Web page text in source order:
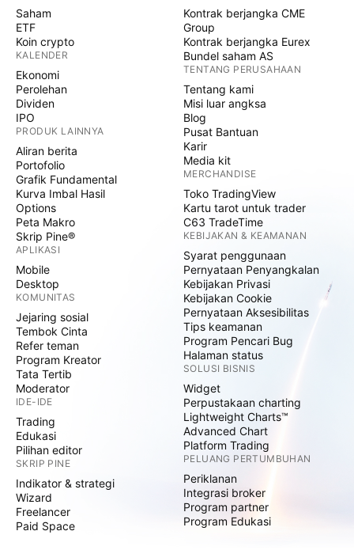
Saham
ETF
Koin crypto
KALENDER
Ekonomi
Perolehan
Dividen
IPO
PRODUK LAINNYA
Aliran berita
Portofolio
Grafik Fundamental
Kurva Imbal Hasil
Options
Peta Makro
Skrip Pine®
APLIKASI
Mobile
Desktop
KOMUNITAS
Jejaring sosial
Tembok Cinta
Refer teman
Program Kreator
Tata Tertib
Moderator
IDE-IDE
Trading
Edukasi
Pilihan editor
SKRIP PINE
Indikator & strategi
Wizard
Freelancer
Paid Space
Kontrak berjangka CME
Group
Kontrak berjangka Eurex
Bundel saham AS
TENTANG PERUSAHAAN
Tentang kami
Misi luar angksa
Blog
Pusat Bantuan
Karir
Media kit
MERCHANDISE
Toko TradingView
Kartu tarot untuk trader
C63 TradeTime
KEBIJAKAN & KEAMANAN
Syarat penggunaan
Pernyataan Penyangkalan
Kebijakan Privasi
Kebijakan Cookie
Pernyataan Aksesibilitas
Tips keamanan
Program Pencari Bug
Halaman status
SOLUSI BISNIS
Widget
Perpustakaan charting
Lightweight Charts™
Advanced Chart
Platform Trading
PELUANG PERTUMBUHAN
Periklanan
Integrasi broker
Program partner
Program Edukasi